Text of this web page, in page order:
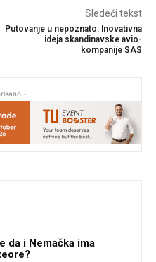
Sledeći tekst
Putovanje u nepoznato: Inovativna
ideja skandinavske avio-
kompanije SAS
-
da i Nemačka ima